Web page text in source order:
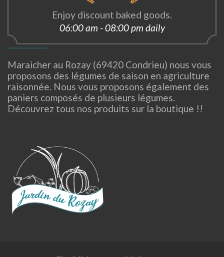
Enjoy discount baked goods.
06:00 am - 08:00 pm daily
Maraicher au Rozay (69420 Condrieu) nous vous
proposons des légumes de saison en agriculture
raisonnée. Nous vous proposons également des
paniers composés de plusieurs légumes.
Découvrez tous nos produits sur la boutique !!